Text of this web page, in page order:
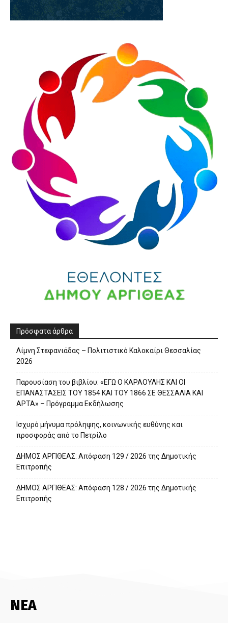
Πρόσφατα άρθρα
Λίμνη Στεφανιάδας – Πολιτιστικό Καλοκαίρι Θεσσαλίας
2026
Παρουσίαση του βιβλίου: «ΕΓΩ Ο ΚΑΡΑΟΥΛΗΣ ΚΑΙ ΟΙ
ΕΠΑΝΑΣΤΑΣΕΙΣ ΤΟΥ 1854 ΚΑΙ ΤΟΥ 1866 ΣΕ ΘΕΣΣΑΛΙΑ ΚΑΙ
ΑΡΤΑ» – Πρόγραμμα Εκδήλωσης
Ισχυρό μήνυμα πρόληψης, κοινωνικής ευθύνης και
προσφοράς από το Πετρίλο
ΔΗΜΟΣ ΑΡΓΙΘΕΑΣ: Απόφαση 129 / 2026 της Δημοτικής
Επιτροπής
ΔΗΜΟΣ ΑΡΓΙΘΕΑΣ: Απόφαση 128 / 2026 της Δημοτικής
Επιτροπής
ΝΕΑ